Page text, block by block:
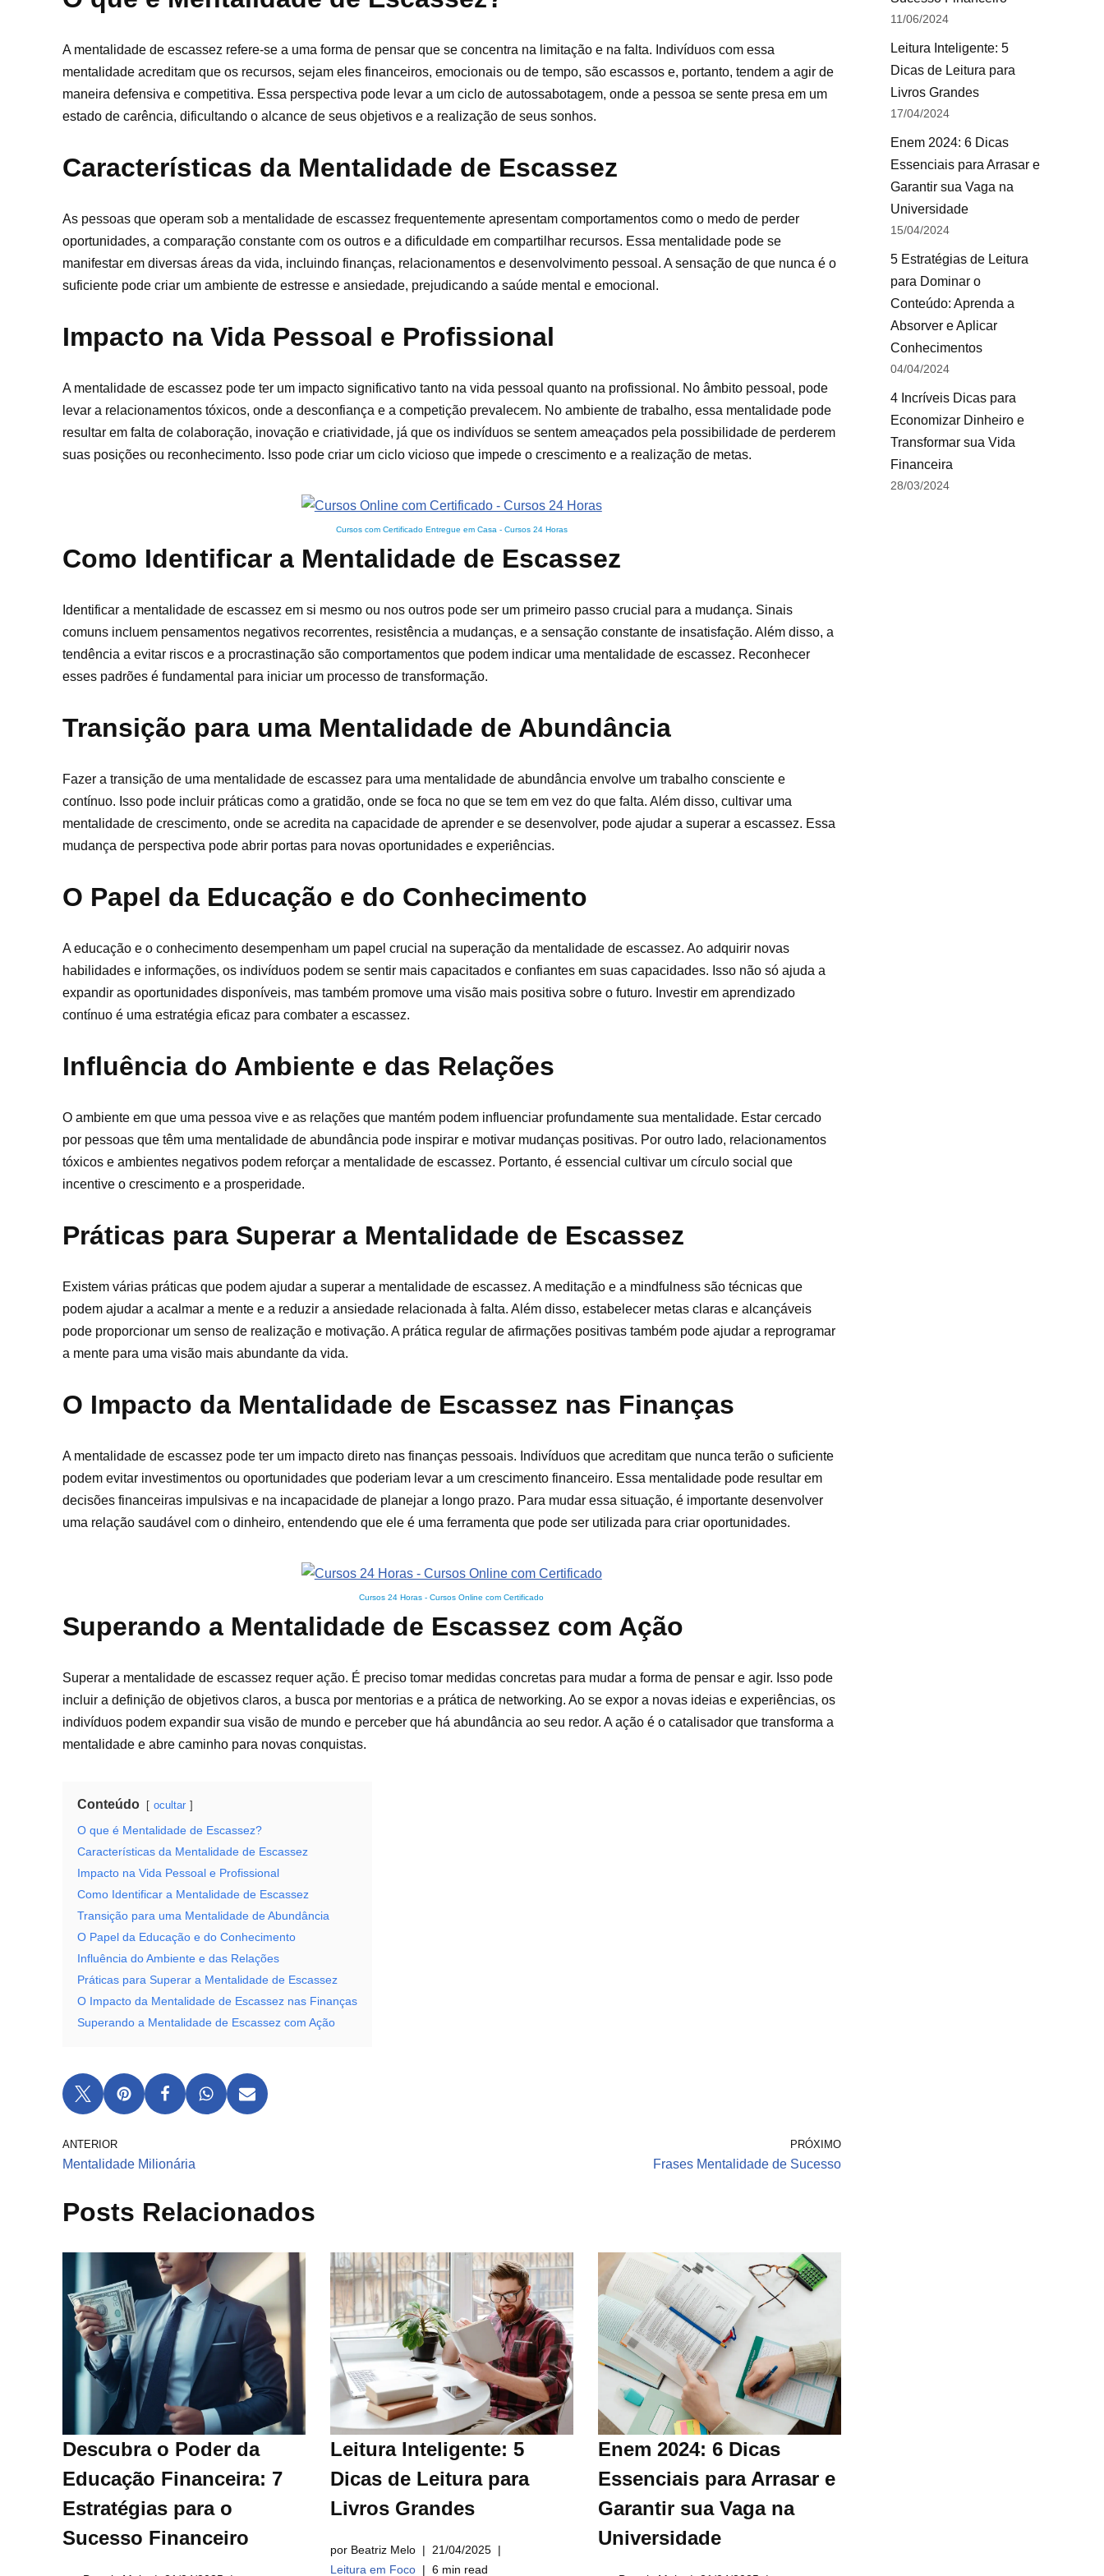
A mentalidade de escassez refere-se a uma forma de pensar que se concentra na limitação e na falta. Indivíduos com essa
mentalidade acreditam que os recursos, sejam eles financeiros, emocionais ou de tempo, são escassos e, portanto, tendem a agir de
maneira defensiva e competitiva. Essa perspectiva pode levar a um ciclo de autossabotagem, onde a pessoa se sente presa em um
estado de carência, dificultando o alcance de seus objetivos e a realização de seus sonhos.
Características da Mentalidade de Escassez
As pessoas que operam sob a mentalidade de escassez frequentemente apresentam comportamentos como o medo de perder
oportunidades, a comparação constante com os outros e a dificuldade em compartilhar recursos. Essa mentalidade pode se
manifestar em diversas áreas da vida, incluindo finanças, relacionamentos e desenvolvimento pessoal. A sensação de que nunca é o
suficiente pode criar um ambiente de estresse e ansiedade, prejudicando a saúde mental e emocional.
Impacto na Vida Pessoal e Profissional
A mentalidade de escassez pode ter um impacto significativo tanto na vida pessoal quanto na profissional. No âmbito pessoal, pode
levar a relacionamentos tóxicos, onde a desconfiança e a competição prevalecem. No ambiente de trabalho, essa mentalidade pode
resultar em falta de colaboração, inovação e criatividade, já que os indivíduos se sentem ameaçados pela possibilidade de perderem
suas posições ou reconhecimento. Isso pode criar um ciclo vicioso que impede o crescimento e a realização de metas.
Cursos com Certificado Entregue em Casa - Cursos 24 Horas
Como Identificar a Mentalidade de Escassez
Identificar a mentalidade de escassez em si mesmo ou nos outros pode ser um primeiro passo crucial para a mudança. Sinais
comuns incluem pensamentos negativos recorrentes, resistência a mudanças, e a sensação constante de insatisfação. Além disso, a
tendência a evitar riscos e a procrastinação são comportamentos que podem indicar uma mentalidade de escassez. Reconhecer
esses padrões é fundamental para iniciar um processo de transformação.
Transição para uma Mentalidade de Abundância
Fazer a transição de uma mentalidade de escassez para uma mentalidade de abundância envolve um trabalho consciente e
contínuo. Isso pode incluir práticas como a gratidão, onde se foca no que se tem em vez do que falta. Além disso, cultivar uma
mentalidade de crescimento, onde se acredita na capacidade de aprender e se desenvolver, pode ajudar a superar a escassez. Essa
mudança de perspectiva pode abrir portas para novas oportunidades e experiências.
O Papel da Educação e do Conhecimento
A educação e o conhecimento desempenham um papel crucial na superação da mentalidade de escassez. Ao adquirir novas
habilidades e informações, os indivíduos podem se sentir mais capacitados e confiantes em suas capacidades. Isso não só ajuda a
expandir as oportunidades disponíveis, mas também promove uma visão mais positiva sobre o futuro. Investir em aprendizado
contínuo é uma estratégia eficaz para combater a escassez.
Influência do Ambiente e das Relações
O ambiente em que uma pessoa vive e as relações que mantém podem influenciar profundamente sua mentalidade. Estar cercado
por pessoas que têm uma mentalidade de abundância pode inspirar e motivar mudanças positivas. Por outro lado, relacionamentos
tóxicos e ambientes negativos podem reforçar a mentalidade de escassez. Portanto, é essencial cultivar um círculo social que
incentive o crescimento e a prosperidade.
Práticas para Superar a Mentalidade de Escassez
Existem várias práticas que podem ajudar a superar a mentalidade de escassez. A meditação e a mindfulness são técnicas que
podem ajudar a acalmar a mente e a reduzir a ansiedade relacionada à falta. Além disso, estabelecer metas claras e alcançáveis
pode proporcionar um senso de realização e motivação. A prática regular de afirmações positivas também pode ajudar a reprogramar
a mente para uma visão mais abundante da vida.
O Impacto da Mentalidade de Escassez nas Finanças
A mentalidade de escassez pode ter um impacto direto nas finanças pessoais. Indivíduos que acreditam que nunca terão o suficiente
podem evitar investimentos ou oportunidades que poderiam levar a um crescimento financeiro. Essa mentalidade pode resultar em
decisões financeiras impulsivas e na incapacidade de planejar a longo prazo. Para mudar essa situação, é importante desenvolver
uma relação saudável com o dinheiro, entendendo que ele é uma ferramenta que pode ser utilizada para criar oportunidades.
Cursos 24 Horas - Cursos Online com Certificado
Superando a Mentalidade de Escassez com Ação
Superar a mentalidade de escassez requer ação. É preciso tomar medidas concretas para mudar a forma de pensar e agir. Isso pode
incluir a definição de objetivos claros, a busca por mentorias e a prática de networking. Ao se expor a novas ideias e experiências, os
indivíduos podem expandir sua visão de mundo e perceber que há abundância ao seu redor. A ação é o catalisador que transforma a
mentalidade e abre caminho para novas conquistas.
Conteúdo ocultar
O que é Mentalidade de Escassez?
Características da Mentalidade de Escassez
Impacto na Vida Pessoal e Profissional
Como Identificar a Mentalidade de Escassez
Transição para uma Mentalidade de Abundância
O Papel da Educação e do Conhecimento
Influência do Ambiente e das Relações
Práticas para Superar a Mentalidade de Escassez
O Impacto da Mentalidade de Escassez nas Finanças
Superando a Mentalidade de Escassez com Ação
ANTERIOR
Mentalidade Milionária
PRÓXIMO
Frases Mentalidade de Sucesso
Posts Relacionados
Descubra o Poder da
Educação Financeira: 7
Estratégias para o
Sucesso Financeiro
Leitura Inteligente: 5
Dicas de Leitura para
Livros Grandes
por Beatriz Melo
21/04/2025
Leitura em Foco
6 min read
Enem 2024: 6 Dicas
Essenciais para Arrasar e
Garantir sua Vaga na
Universidade
11/06/2024
Leitura Inteligente: 5
Dicas de Leitura para
Livros Grandes
17/04/2024
Enem 2024: 6 Dicas
Essenciais para Arrasar e
Garantir sua Vaga na
Universidade
15/04/2024
5 Estratégias de Leitura
para Dominar o
Conteúdo: Aprenda a
Absorver e Aplicar
Conhecimentos
04/04/2024
4 Incríveis Dicas para
Economizar Dinheiro e
Transformar sua Vida
Financeira
28/03/2024